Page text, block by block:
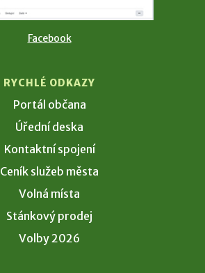
Facebook
RYCHLÉ ODKAZY
Portál občana
Úřední deska
Kontaktní spojení
Ceník služeb města
Volná místa
Stánkový prodej
Volby 2026